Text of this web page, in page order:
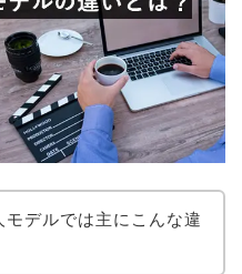
デルでは主にこんな違